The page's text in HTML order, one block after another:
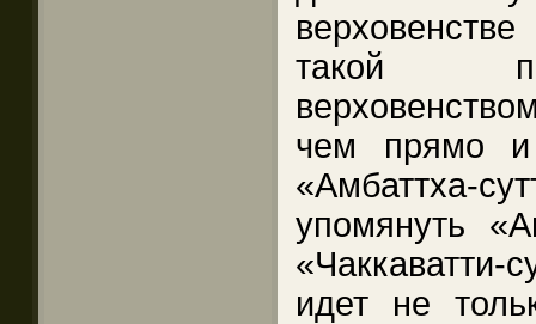
такой
чем прямо и
«Амбаттха-
упомянуть
«Чаккаватти-
идет не